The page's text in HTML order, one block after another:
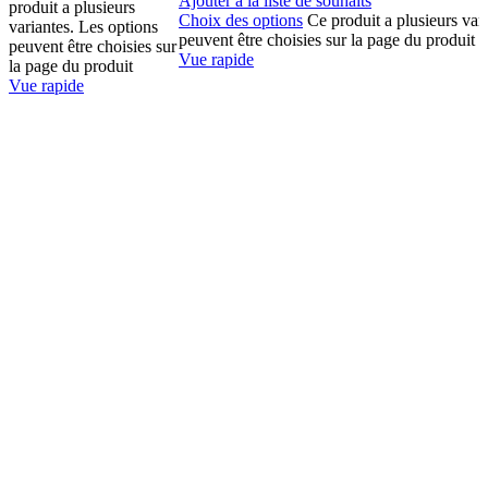
produit a plusieurs
variantes. Les options
peuvent être choisies sur
la page du produit
Vue rapide
Choix des options Ce produit a plusieurs
peuvent être choisies sur la page du produit
Vue rapide